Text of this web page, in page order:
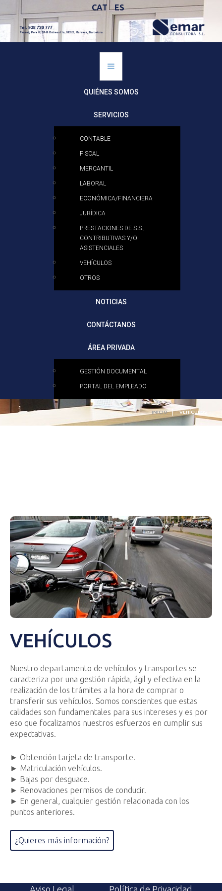
CAT ES
QUIÉNES SOMOS
SERVICIOS
CONTABLE
FISCAL
MERCANTIL
LABORAL
ECONÓMICA/FINANCIERA
JURÍDICA
PRESTACIONES DE S.S.,
CONTRIBUTIVAS Y/O
ASISTENCIALES
VEHÍCULOS
OTROS
NOTICIAS
CONTÁCTANOS
ÁREA PRIVADA
GESTIÓN DOCUMENTAL
PORTAL DEL EMPLEADO
INICIO VEHÍCULOS
VEHÍCULOS
Nuestro departamento de vehículos y transportes se
caracteriza por una gestión rápida, ágil y efectiva en la
realización de los trámites a la hora de comprar o
transferir sus vehículos. Somos conscientes que estas
calidades son fundamentales para sus intereses y es por
eso que focalizamos nuestros esfuerzos en cumplir sus
expectativas.
► Obtención tarjeta de transporte.
► Matriculación vehículos.
► Bajas por desguace.
► Renovaciones permisos de conducir.
► En general, cualquier gestión relacionada con los
puntos anteriores.
¿Quieres más información?
Aviso Legal Política de Privacidad